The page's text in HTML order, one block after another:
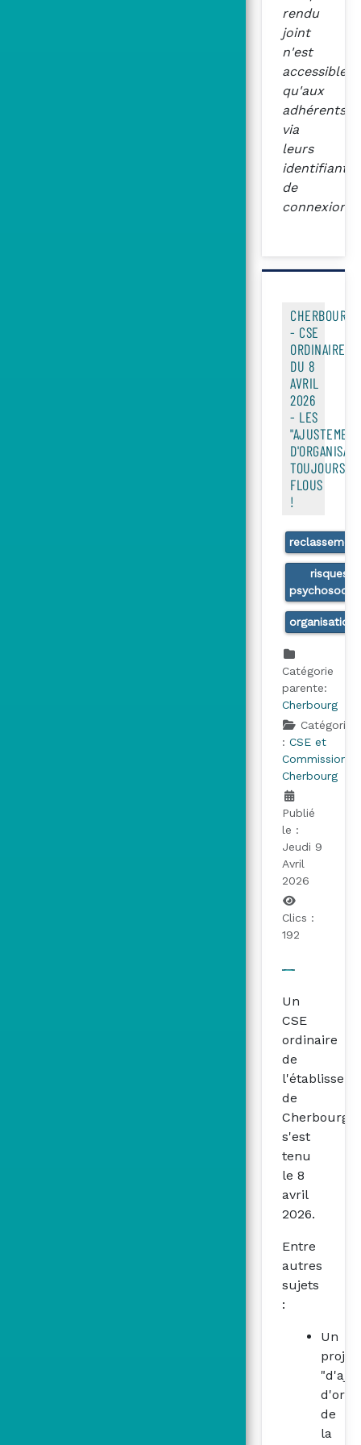
rendu
joint
n'est
accessible
qu'aux
adhérents
via
leurs
identifiants
de
connexion
CHERBOURG
- CSE
ORDINAIRE
DU 8
AVRIL
2026
- LES
TOUJOURS
FLOUS
!
reclassement
risques
organisation
Catégorie
parente:
Cherbourg
Catégorie
: CSE et
Commissions
Cherbourg
Publié
le :
Jeudi 9
Avril
2026
Clics :
192
Un
CSE
ordinaire
de
de
Cherbourg
s'est
tenu
le 8
avril
2026.
Entre
autres
sujets
:
Un
projet
de
la